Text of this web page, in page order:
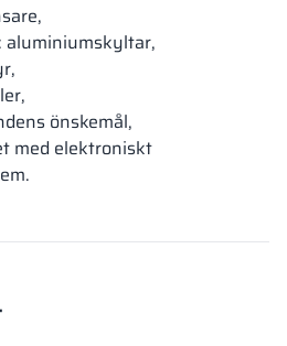
aluminiumskyltar,
önskemål,
med elektroniskt